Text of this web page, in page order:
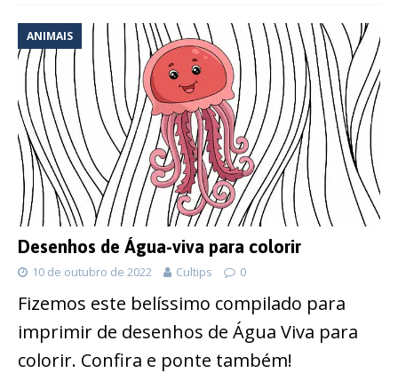
ANIMAIS
Desenhos de Água-viva para colorir
10 de outubro de 2022 Cultips 0
Fizemos este belíssimo compilado para
imprimir de desenhos de Água Viva para
colorir. Confira e ponte também!